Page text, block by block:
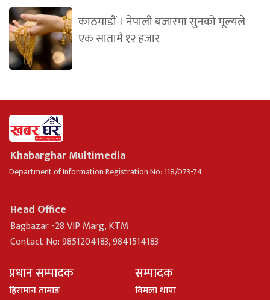
काठमाडौं । नेपाली बजारमा सुनको मूल्यले
एक सातामै १२ हजार
Khabarghar Multimedia
Department of Information Registration No: 118/073-74
Head Office
Bagbazar -28 VIP Marg, KTM
Contact No: 9851204183, 9841514183
प्रधान सम्पादक
हिरामान तामाङ
सम्पादक
विमला थापा